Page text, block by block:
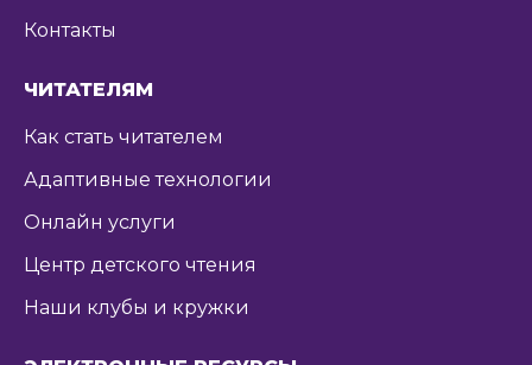
Контакты
ЧИТАТЕЛЯМ
Как стать читателем
Адаптивные технологии
Онлайн услуги
Центр детского чтения
Наши клубы и кружки